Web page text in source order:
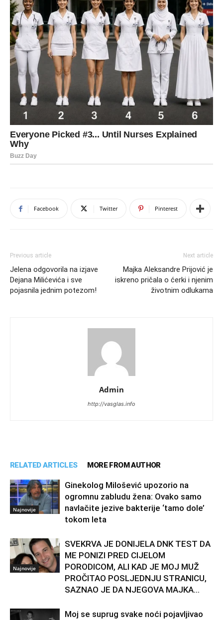
Facebook Twitter Pinterest
Previous article
Jelena odgovorila na izjave
Dejana Milićevića i sve
pojasnila jednim potezom!
Next article
Majka Aleksandre Prijović je
iskreno pričala o ćerki i njenim
životnim odlukama
Admin
http://vasglas.info
RELATED ARTICLES MORE FROM AUTHOR
Najnovije
Ginekolog Milošević upozorio na
ogromnu zabludu žena: Ovako samo
navlačite jezive bakterije ‘tamo dole’
tokom leta
Najnovije
SVEKRVA JE DONIJELA DNK TEST DA
ME PONIZI PRED CIJELOM
PORODICOM, ALI KAD JE MOJ MUŽ
PROČITAO POSLJEDNJU STRANICU,
SAZNAO JE DA NJEGOVA MAJKA...
Moj se suprug svake noći pojavljivao